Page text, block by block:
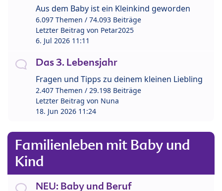
Aus dem Baby ist ein Kleinkind geworden
6.097 Themen / 74.093 Beiträge
Letzter Beitrag von Petar2025
6. Jul 2026 11:11
Das 3. Lebensjahr
Fragen und Tipps zu deinem kleinen Liebling
2.407 Themen / 29.198 Beiträge
Letzter Beitrag von Nuna
18. Jun 2026 11:24
Familienleben mit Baby und
Kind
NEU: Baby und Beruf